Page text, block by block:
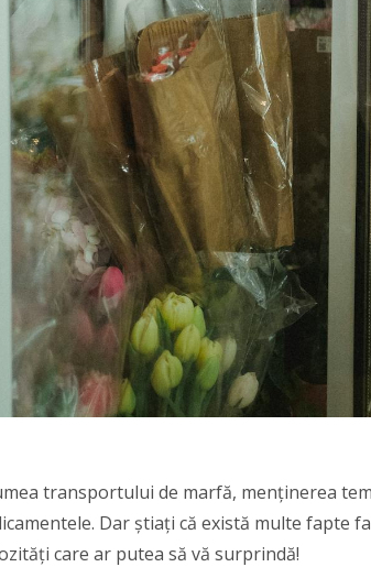
transportului de marfă, menținerea
Dar știați că există multe fapte
care ar putea să vă surprindă!